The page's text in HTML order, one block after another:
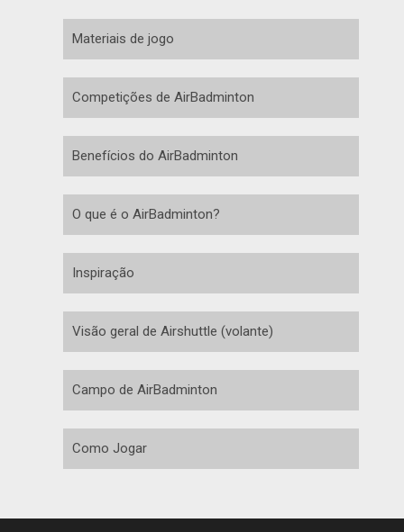
Materiais de jogo
Competições de AirBadminton
Benefícios do AirBadminton
O que é o AirBadminton?
Inspiração
Visão geral de Airshuttle (volante)
Campo de AirBadminton
Como Jogar